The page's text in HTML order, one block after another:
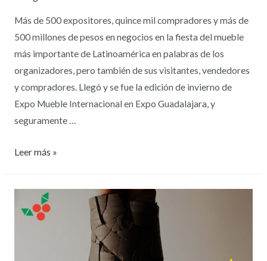
Más de 500 expositores, quince mil compradores y más de
500 millones de pesos en negocios en la fiesta del mueble
más importante de Latinoamérica en palabras de los
organizadores, pero también de sus visitantes, vendedores
y compradores. Llegó y se fue la edición de invierno de
Expo Mueble Internacional en Expo Guadalajara, y
seguramente …
Leer más »